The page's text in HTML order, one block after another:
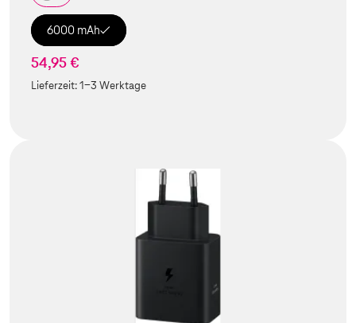
6000 mAh
54,95 €
Lieferzeit:1-3 Werktage